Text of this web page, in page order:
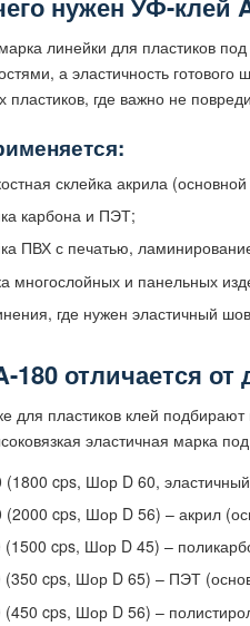
линейки для пластиков
а эластичность
пластиков, где важно не
склейка акрила
карбона и ПЭТ;
ПВХ с печатью,
многослойных и панельных
где нужен эластичный
180 отличается
для пластиков клей
эластичная марка
(1800 cps, Шор D 60,
(2000 cps, Шор D 56) – акрил
(1500 cps, Шор D 45) –
(350 cps, Шор D 65) – ПЭТ
(450 cps, Шор D 56) –